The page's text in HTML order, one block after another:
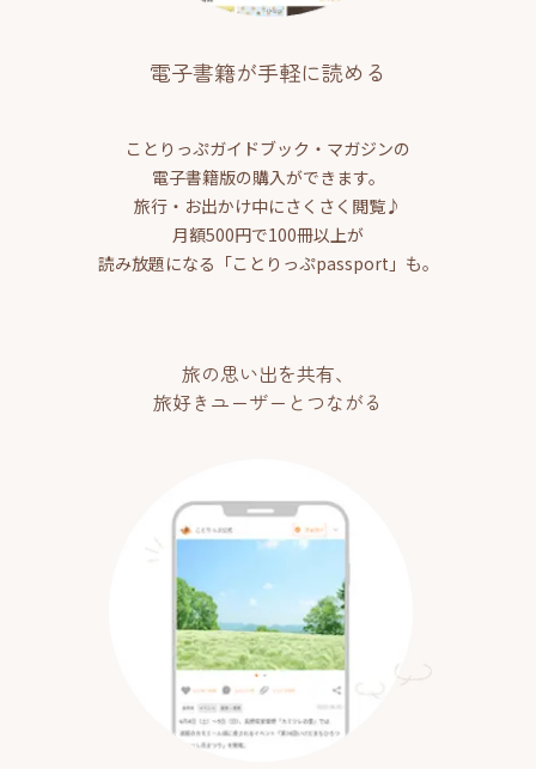
電子書籍が手軽に読める
ことりっぷガイドブック・マガジンの
電子書籍版の購入ができます。
旅行・お出かけ中にさくさく閲覧♪
月額500円で100冊以上が
読み放題になる「ことりっぷpassport」も。
旅の思い出を共有、
旅好きユーザーとつながる